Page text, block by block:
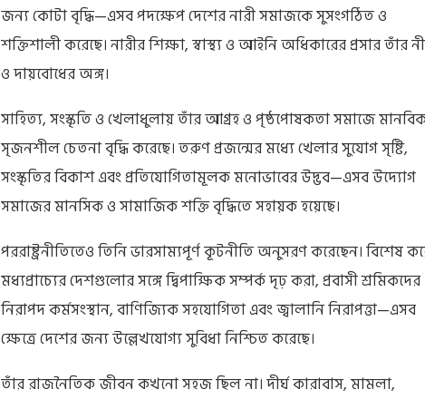
জন্য কোটা বৃদ্ধি—এসব পদক্ষেপ দেশের নারী সমাজকে সুসংগঠিত ও
শক্তিশালী করেছে। নারীর শিক্ষা, স্বাস্থ্য ও আইনি অধিকারের প্রসার তাঁর
ও দায়বোধের অঙ্গ।
সাহিত্য, সংস্কৃতি ও খেলাধুলায় তাঁর আগ্রহ ও পৃষ্ঠপোষকতা সমাজে
সৃজনশীল চেতনা বৃদ্ধি করেছে। তরুণ প্রজন্মের মধ্যে খেলার সুযোগ সৃষ্টি,
সংস্কৃতির বিকাশ এবং প্রতিযোগিতামূলক মনোভাবের উদ্ভব—এসব উদ্যোগ
সমাজের মানসিক ও সামাজিক শক্তি বৃদ্ধিতে সহায়ক হয়েছে।
পররাষ্ট্রনীতিতেও তিনি ভারসাম্যপূর্ণ কূটনীতি অনুসরণ করেছেন। বিশেষ
মধ্যপ্রাচ্যের দেশগুলোর সঙ্গে দ্বিপাক্ষিক সম্পর্ক দৃঢ় করা, প্রবাসী শ্রমিকদের
নিরাপদ কর্মসংস্থান, বাণিজ্যিক সহযোগিতা এবং জ্বালানি নিরাপত্তা—এসব
ক্ষেত্রে দেশের জন্য উল্লেখযোগ্য সুবিধা নিশ্চিত করেছে।
তাঁর রাজনৈতিক জীবন কখনো সহজ ছিল না। দীর্ঘ কারাবাস, মামলা,